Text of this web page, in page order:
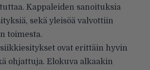
Kappaleiden sanoituksia
sekä yleisöä valvottiin
toimesta.
ovat erittäin hyvin
ohjattuja. Elokuva alkaakin